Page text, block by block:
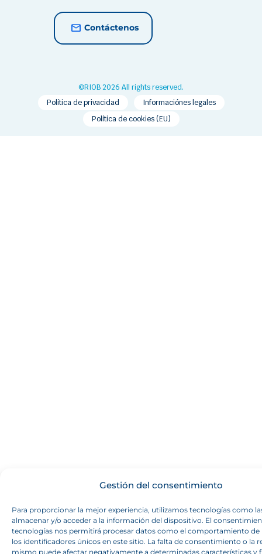
Gestión del consentimiento
Para proporcionar la mejor experiencia, utilizamos tecnologías como
almacenar y/o acceder a la información del dispositivo. El
tecnologías nos permitirá procesar datos como el comportamiento de
los identificadores únicos en este sitio. La falta de consentimiento o la
mismo puede afectar negativamente a determinadas características y
Contáctenos
©RIOB 2026 All rights reserved.
Política de privacidad
Informaciónes legales
Política de cookies (EU)